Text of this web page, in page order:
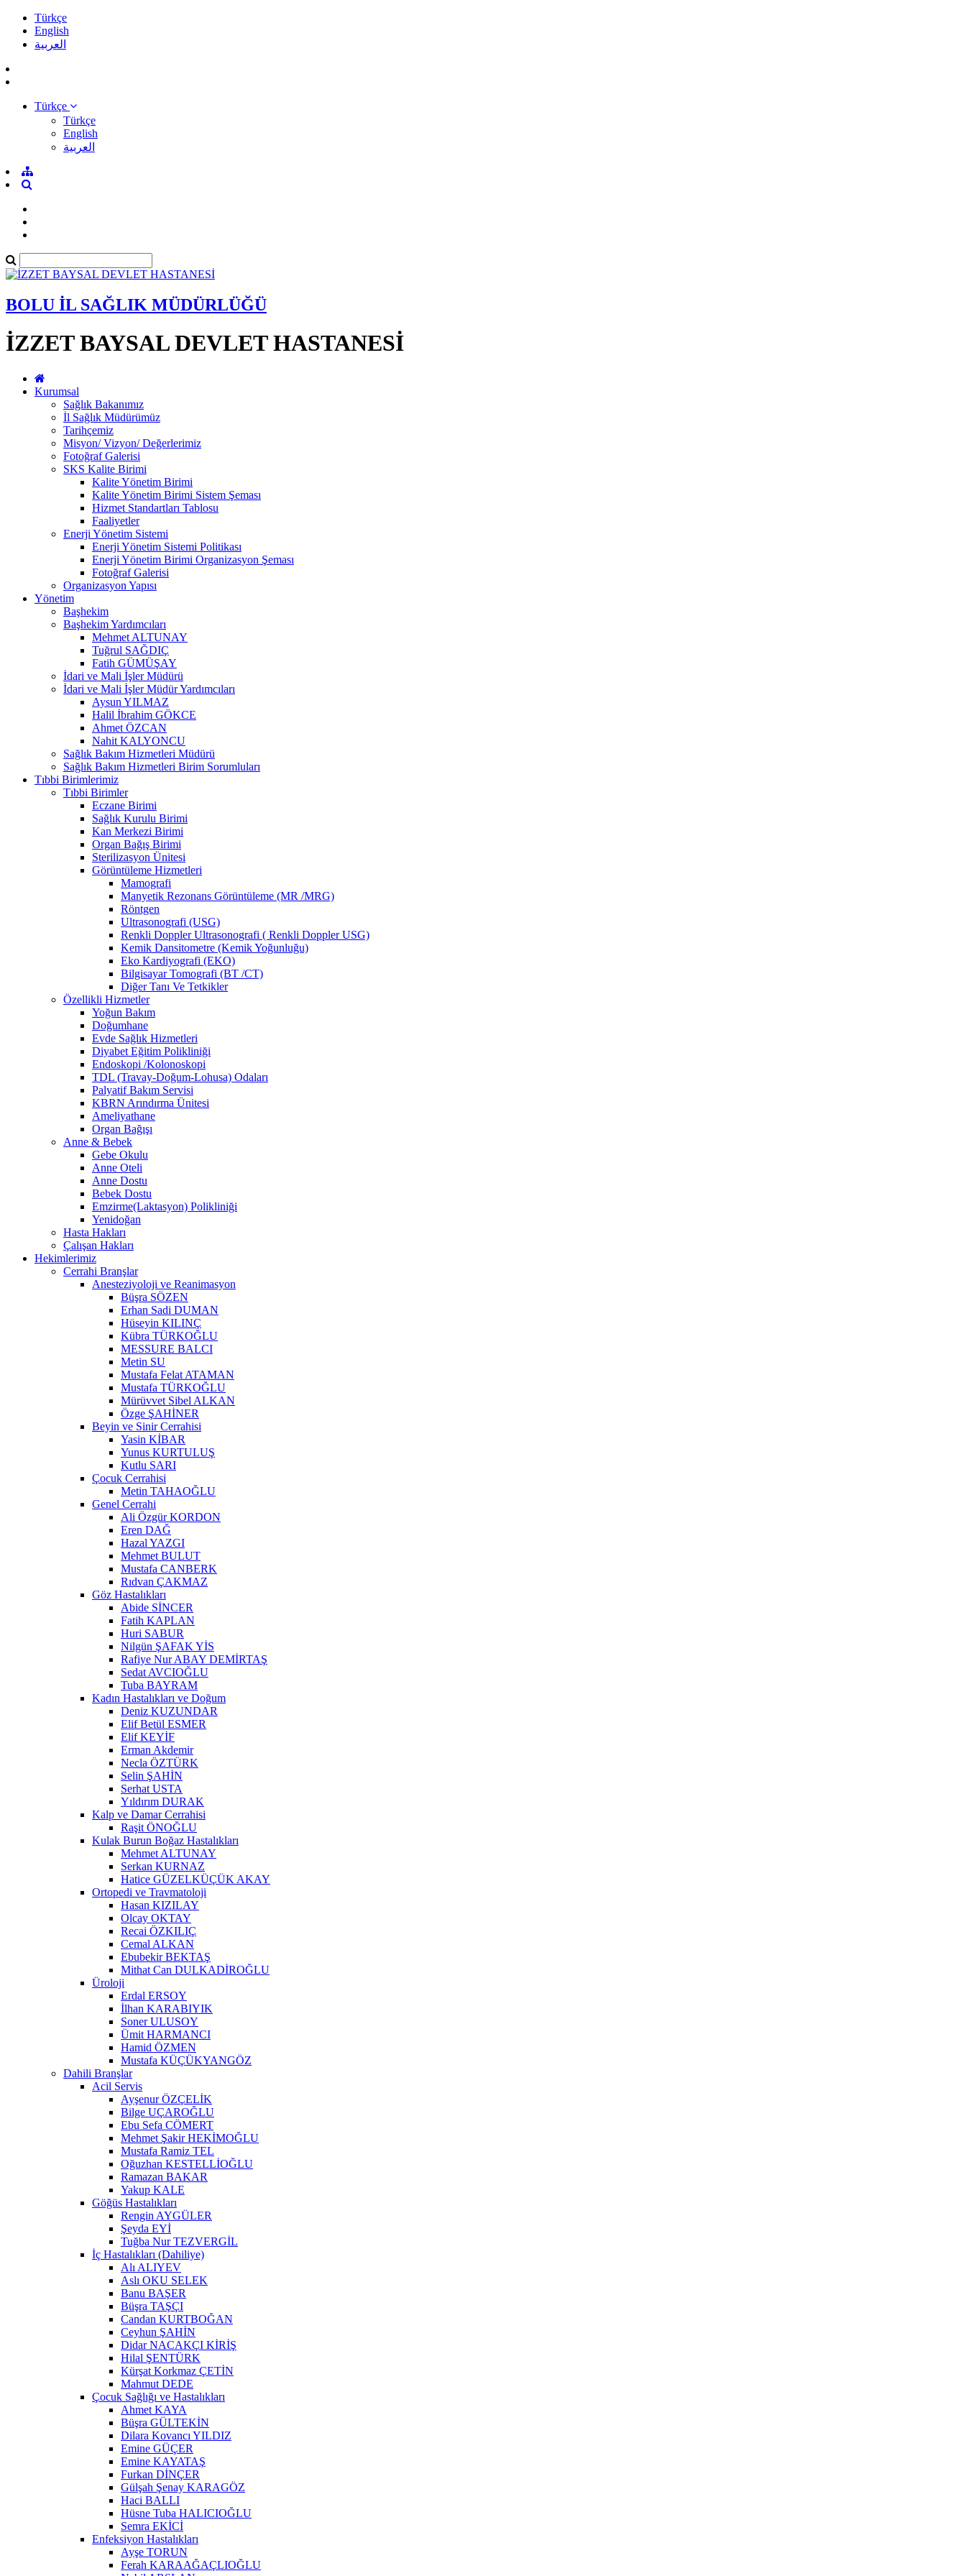
Türkçe
English
العربية
Türkçe
Türkçe
English
العربية
BOLU İL SAĞLIK MÜDÜRLÜĞÜ
İZZET BAYSAL DEVLET HASTANESİ
Kurumsal
Sağlık Bakanımız
İl Sağlık Müdürümüz
Tarihçemiz
Misyon/ Vizyon/ Değerlerimiz
Fotoğraf Galerisi
SKS Kalite Birimi
Kalite Yönetim Birimi
Kalite Yönetim Birimi Sistem Şeması
Hizmet Standartları Tablosu
Faaliyetler
Enerji Yönetim Sistemi
Enerji Yönetim Sistemi Politikası
Enerji Yönetim Birimi Organizasyon Şeması
Fotoğraf Galerisi
Organizasyon Yapısı
Yönetim
Başhekim
Başhekim Yardımcıları
Mehmet ALTUNAY
Tuğrul SAĞDIÇ
Fatih GÜMÜŞAY
İdari ve Mali İşler Müdürü
İdari ve Mali İşler Müdür Yardımcıları
Aysun YILMAZ
Halil İbrahim GÖKCE
Ahmet ÖZCAN
Nahit KALYONCU
Sağlık Bakım Hizmetleri Müdürü
Sağlık Bakım Hizmetleri Birim Sorumluları
Tıbbi Birimlerimiz
Tıbbi Birimler
Eczane Birimi
Sağlık Kurulu Birimi
Kan Merkezi Birimi
Organ Bağış Birimi
Sterilizasyon Ünitesi
Görüntüleme Hizmetleri
Mamografi
Manyetik Rezonans Görüntüleme (MR /MRG)
Röntgen
Ultrasonografi (USG)
Renkli Doppler Ultrasonografi ( Renkli Doppler USG)
Kemik Dansitometre (Kemik Yoğunluğu)
Eko Kardiyografi (EKO)
Bilgisayar Tomografi (BT /CT)
Diğer Tanı Ve Tetkikler
Özellikli Hizmetler
Yoğun Bakım
Doğumhane
Evde Sağlık Hizmetleri
Diyabet Eğitim Polikliniği
Endoskopi /Kolonoskopi
TDL (Travay-Doğum-Lohusa) Odaları
Palyatif Bakım Servisi
KBRN Arındırma Ünitesi
Ameliyathane
Organ Bağışı
Anne & Bebek
Gebe Okulu
Anne Oteli
Anne Dostu
Bebek Dostu
Emzirme(Laktasyon) Polikliniği
Yenidoğan
Hasta Hakları
Çalışan Hakları
Hekimlerimiz
Cerrahi Branşlar
Anesteziyoloji ve Reanimasyon
Büşra SÖZEN
Erhan Sadi DUMAN
Hüseyin KILINÇ
Kübra TÜRKOĞLU
MESSURE BALCI
Metin SU
Mustafa Felat ATAMAN
Mustafa TÜRKOĞLU
Mürüvvet Sibel ALKAN
Özge ŞAHİNER
Beyin ve Sinir Cerrahisi
Yasin KİBAR
Yunus KURTULUŞ
Kutlu SARI
Çocuk Cerrahisi
Metin TAHAOĞLU
Genel Cerrahi
Ali Özgür KORDON
Eren DAĞ
Hazal YAZGI
Mehmet BULUT
Mustafa CANBERK
Rıdvan ÇAKMAZ
Göz Hastalıkları
Abide SİNCER
Fatih KAPLAN
Huri SABUR
Nilgün ŞAFAK YİS
Rafiye Nur ABAY DEMİRTAŞ
Sedat AVCIOĞLU
Tuba BAYRAM
Kadın Hastalıkları ve Doğum
Deniz KUZUNDAR
Elif Betül ESMER
Elif KEYİF
Erman Akdemir
Necla ÖZTÜRK
Selin ŞAHİN
Serhat USTA
Yıldırım DURAK
Kalp ve Damar Cerrahisi
Raşit ÖNOĞLU
Kulak Burun Boğaz Hastalıkları
Mehmet ALTUNAY
Serkan KURNAZ
Hatice GÜZELKÜÇÜK AKAY
Ortopedi ve Travmatoloji
Hasan KIZILAY
Olcay OKTAY
Recai ÖZKILIÇ
Cemal ALKAN
Ebubekir BEKTAŞ
Mithat Can DULKADİROĞLU
Üroloji
Erdal ERSOY
İlhan KARABIYIK
Soner ULUSOY
Ümit HARMANCI
Hamid ÖZMEN
Mustafa KÜÇÜKYANGÖZ
Dahili Branşlar
Acil Servis
Ayşenur ÖZÇELİK
Bilge UÇAROĞLU
Ebu Sefa CÖMERT
Mehmet Şakir HEKİMOĞLU
Mustafa Ramiz TEL
Oğuzhan KESTELLİOĞLU
Ramazan BAKAR
Yakup KALE
Göğüs Hastalıkları
Rengin AYGÜLER
Şeyda EYİ
Tuğba Nur TEZVERGİL
İç Hastalıkları (Dahiliye)
Alı ALIYEV
Aslı OKU SELEK
Banu BAŞER
Büşra TAŞÇI
Candan KURTBOĞAN
Ceyhun ŞAHİN
Didar NACAKÇI KİRİŞ
Hilal ŞENTÜRK
Kürşat Korkmaz ÇETİN
Mahmut DEDE
Çocuk Sağlığı ve Hastalıkları
Ahmet KAYA
Büşra GÜLTEKİN
Dilara Kovancı YILDIZ
Emine GÜÇER
Emine KAYATAŞ
Furkan DİNÇER
Gülşah Şenay KARAGÖZ
Haci BALLI
Hüsne Tuba HALICIOĞLU
Semra EKİCİ
Enfeksiyon Hastalıkları
Ayşe TORUN
Ferah KARAAĞAÇLIOĞLU